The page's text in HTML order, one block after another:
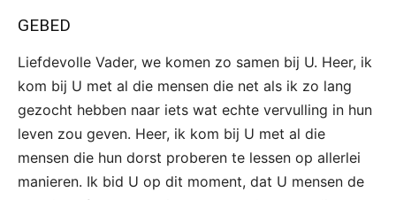
GEBED
Liefdevolle Vader, we komen zo samen bij U. Heer, ik
kom bij U met al die mensen die net als ik zo lang
gezocht hebben naar iets wat echte vervulling in hun
leven zou geven. Heer, ik kom bij U met al die
mensen die hun dorst proberen te lessen op allerlei
manieren. Ik bid U op dit moment, dat U mensen de